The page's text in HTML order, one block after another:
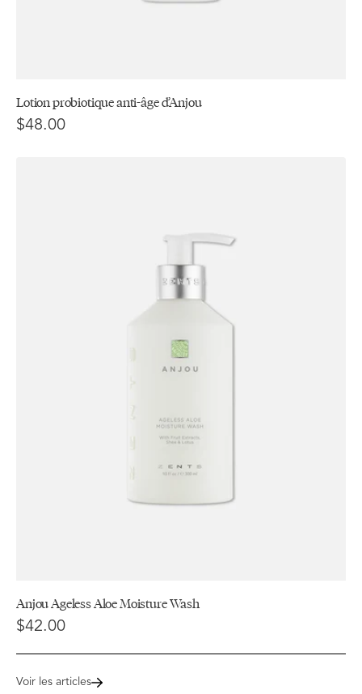
Lotion probiotique anti-âge d’Anjou
$48.00
Anjou Ageless Aloe Moisture Wash
$42.00
Voir les articles